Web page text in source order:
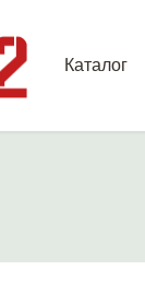
Каталог